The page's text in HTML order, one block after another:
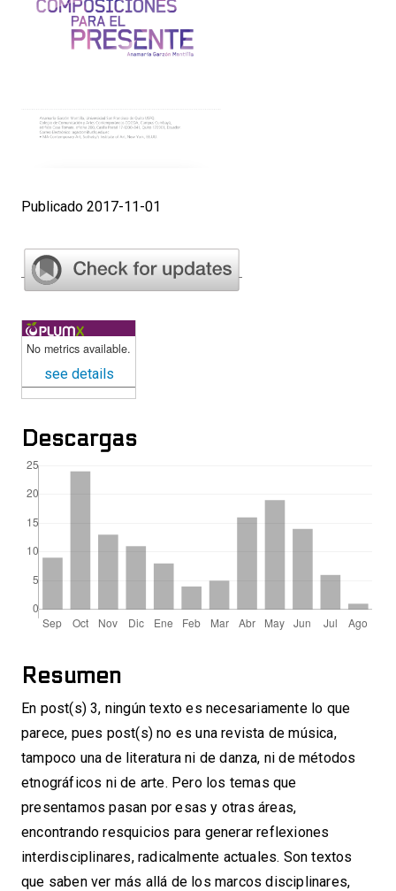
Publicado 2017-11-01
No metrics available.
see details
Descargas
Resumen
En post(s) 3, ningún texto es necesariamente lo que
parece, pues post(s) no es una revista de música,
tampoco una de literatura ni de danza, ni de métodos
etnográficos ni de arte. Pero los temas que
presentamos pasan por esas y otras áreas,
encontrando resquicios para generar reflexiones
interdisciplinares, radicalmente actuales. Son textos
que saben ver más allá de los marcos disciplinares,